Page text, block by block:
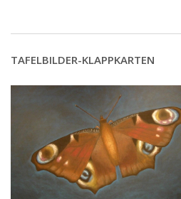
TAFELBILDER-KLAPPKARTEN